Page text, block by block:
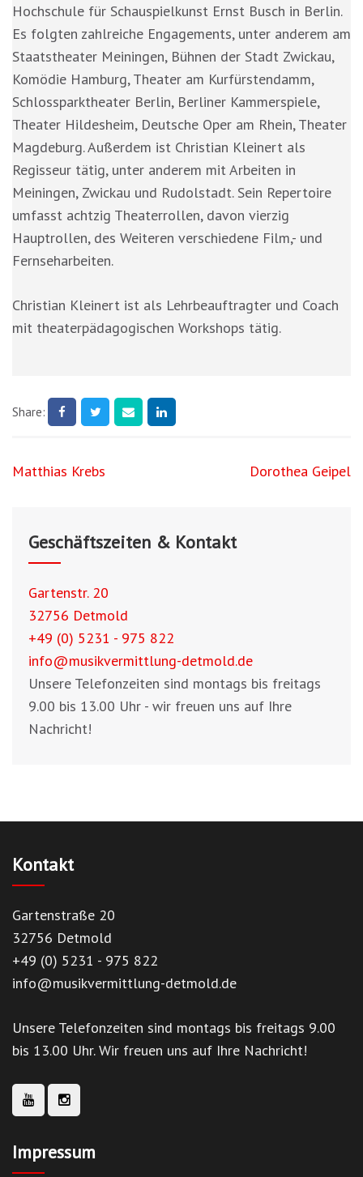
Hochschule für Schauspielkunst Ernst Busch in Berlin.
Es folgten zahlreiche Engagements, unter anderem am
Staatstheater Meiningen, Bühnen der Stadt Zwickau,
Komödie Hamburg, Theater am Kurfürstendamm,
Schlossparktheater Berlin, Berliner Kammerspiele,
Theater Hildesheim, Deutsche Oper am Rhein, Theater
Magdeburg. Außerdem ist Christian Kleinert als
Regisseur tätig, unter anderem mit Arbeiten in
Meiningen, Zwickau und Rudolstadt. Sein Repertoire
umfasst achtzig Theaterrollen, davon vierzig
Hauptrollen, des Weiteren verschiedene Film,- und
Fernseharbeiten.
Christian Kleinert ist als Lehrbeauftragter und Coach
mit theaterpädagogischen Workshops tätig.
Share:
Beitragsnavigation
Matthias Krebs Dorothea Geipel
Geschäftszeiten & Kontakt
Gartenstr. 20
32756 Detmold
+49 (0) 5231 - 975 822
info@musikvermittlung-detmold.de
Unsere Telefonzeiten sind montags bis freitags
9.00 bis 13.00 Uhr - wir freuen uns auf Ihre
Nachricht!
Kontakt
Gartenstraße 20
32756 Detmold
+49 (0) 5231 - 975 822
info@musikvermittlung-detmold.de
Unsere Telefonzeiten sind montags bis freitags 9.00
bis 13.00 Uhr. Wir freuen uns auf Ihre Nachricht!
Impressum